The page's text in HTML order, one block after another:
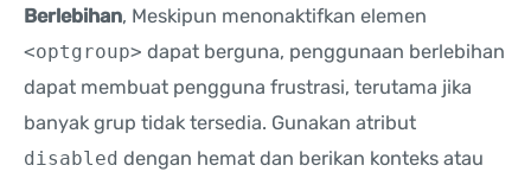
Berlebihan, Meskipun menonaktifkan elemen
<optgroup> dapat berguna, penggunaan berlebihan
dapat membuat pengguna frustrasi, terutama jika
banyak grup tidak tersedia. Gunakan atribut
disabled dengan hemat dan berikan konteks atau